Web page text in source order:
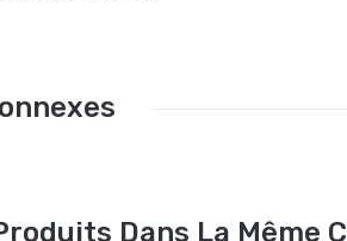
Dans La Même